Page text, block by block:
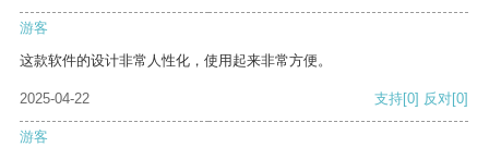
游客
这款软件的设计非常人性化，使用起来非常方便。
2025-04-22 支持[0] 反对[0]
游客